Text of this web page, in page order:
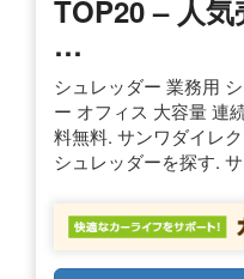
TOP20 – 人
…
シュレッダー 業務用
ー オフィス 大容量 連
料無料. サンワダイレ
シュレッダーを探す.